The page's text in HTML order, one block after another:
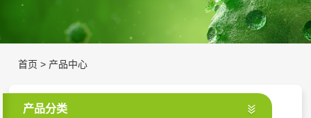
首页 > 产品中心
产品分类